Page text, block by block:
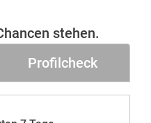
stehen.
Profilcheck